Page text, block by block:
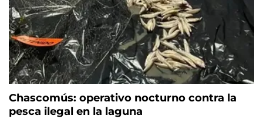
Chascomús: operativo nocturno contra la
pesca ilegal en la laguna